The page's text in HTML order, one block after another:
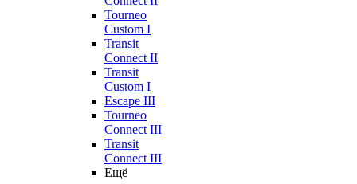
Tourneo
Custom I
Transit
Connect II
Transit
Custom I
Escape III
Tourneo
Connect III
Transit
Connect III
Ещё